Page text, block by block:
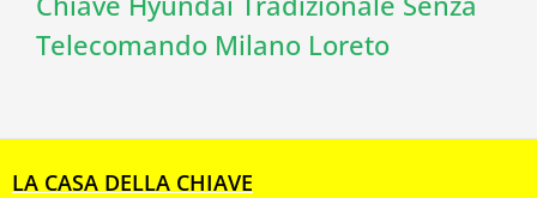
Telecomando Milano Loreto
LA CASA DELLA CHIAVE